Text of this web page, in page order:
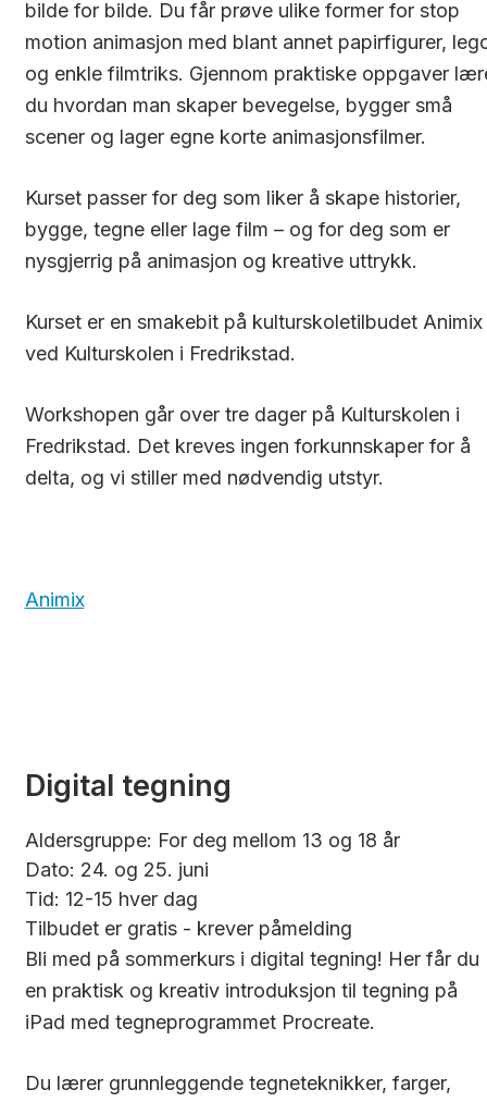
bilde for bilde. Du får prøve ulike former for stop
motion animasjon med blant annet papirfigurer,
og enkle filmtriks. Gjennom praktiske oppgaver
du hvordan man skaper bevegelse, bygger små
scener og lager egne korte animasjonsfilmer.
Kurset passer for deg som liker å skape historier,
bygge, tegne eller lage film – og for deg som er
nysgjerrig på animasjon og kreative uttrykk.
Kurset er en smakebit på kulturskoletilbudet Animix
ved Kulturskolen i Fredrikstad.
Workshopen går over tre dager på Kulturskolen i
Fredrikstad. Det kreves ingen forkunnskaper for å
delta, og vi stiller med nødvendig utstyr.
Animix
Digital tegning
Aldersgruppe: For deg mellom 13 og 18 år
Dato: 24. og 25. juni
Tid: 12-15 hver dag
Tilbudet er gratis - krever påmelding
Bli med på sommerkurs i digital tegning! Her får du
en praktisk og kreativ introduksjon til tegning på
iPad med tegneprogrammet Procreate.
Du lærer grunnleggende tegneteknikker, farger,